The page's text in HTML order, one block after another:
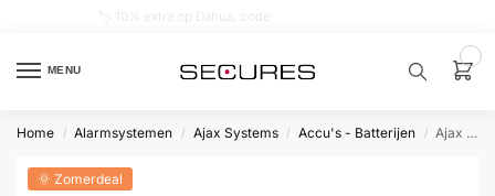
MENU
product…
Home / Alarmsystemen / Ajax Systems / Accu's - Batterijen / Ajax KeyPad Batterijen
🌞 Zomerdeal